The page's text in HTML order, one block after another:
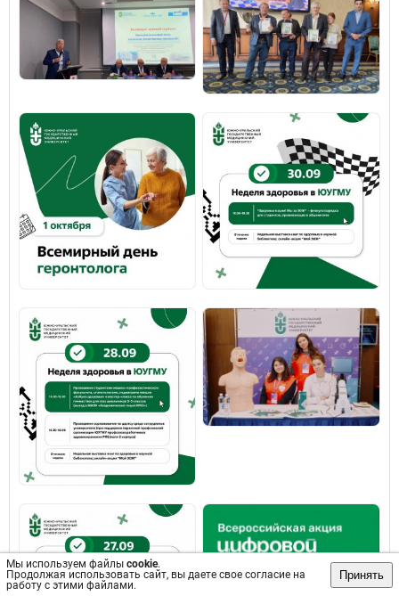
Мы используем файлы cookie.
Продолжая использовать сайт, вы даете свое согласие на
работу с этими файлами.
Принять